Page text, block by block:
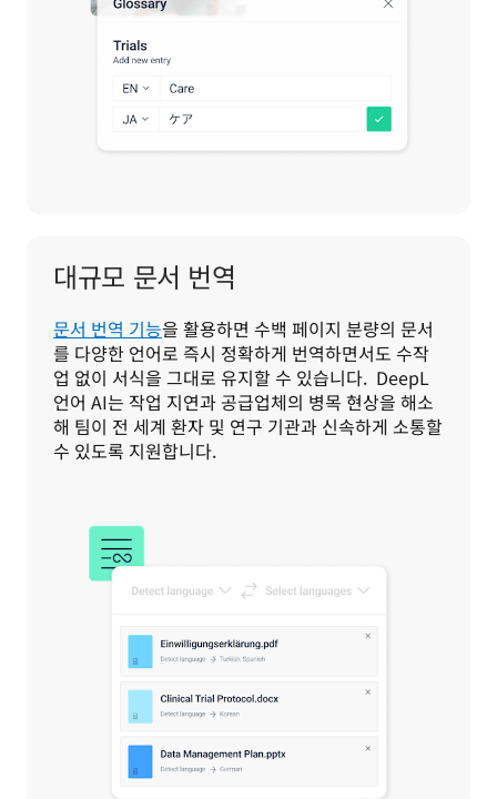
대규모 문서 번역
문서 번역 기능을 활용하면 수백 페이지 분량의 문서
를 다양한 언어로 즉시 정확하게 번역하면서도 수작
업 없이 서식을 그대로 유지할 수 있습니다.  DeepL
언어 AI는 작업 지연과 공급업체의 병목 현상을 해소
해 팀이 전 세계 환자 및 연구 기관과 신속하게 소통할
수 있도록 지원합니다.